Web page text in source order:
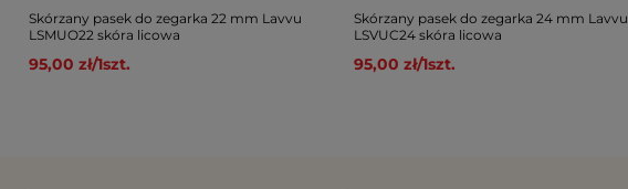
Skórzany pasek do zegarka 22 mm Lavvu
LSMUO22 skóra licowa
95,00 zł/1szt.
Skórzany pasek do zegarka 24 mm Lavvu
LSVUC24 skóra licowa
95,00 zł/1szt.